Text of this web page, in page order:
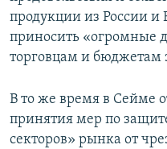
продукции из России и
приносить «огромные
торговцам и бюджетам
В то же время в Сейме
принятия мер по
секторов» рынка от